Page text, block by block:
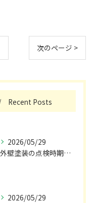
次のページ >
Recent Posts
2026/05/29
外壁塗装の点検時期と施工の最適タイミング
2026/05/29